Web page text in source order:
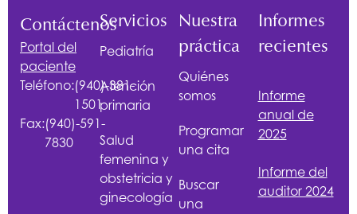
Contáctenos
Portal del
paciente
Teléfono:(940)-381-
1501
Fax:(940)-591-
7830
Servicios
Pediatría
Atención
primaria
Salud
femenina y
obstetricia y
ginecología
Nuestra
práctica
Quiénes
somos
Programar
una cita
Buscar
una
Informes
recientes
Informe
anual de
2025
Informe del
auditor 2024